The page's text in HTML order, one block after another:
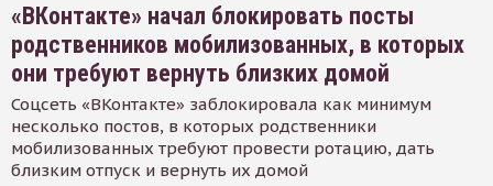
«ВКонтакте» начал блокировать посты
родственников мобилизованных, в которых
они требуют вернуть близких домой
Соцсеть «ВКонтакте» заблокировала как минимум
несколько постов, в которых родственники
мобилизованных требуют провести ротацию, дать
близким отпуск и вернуть их домой